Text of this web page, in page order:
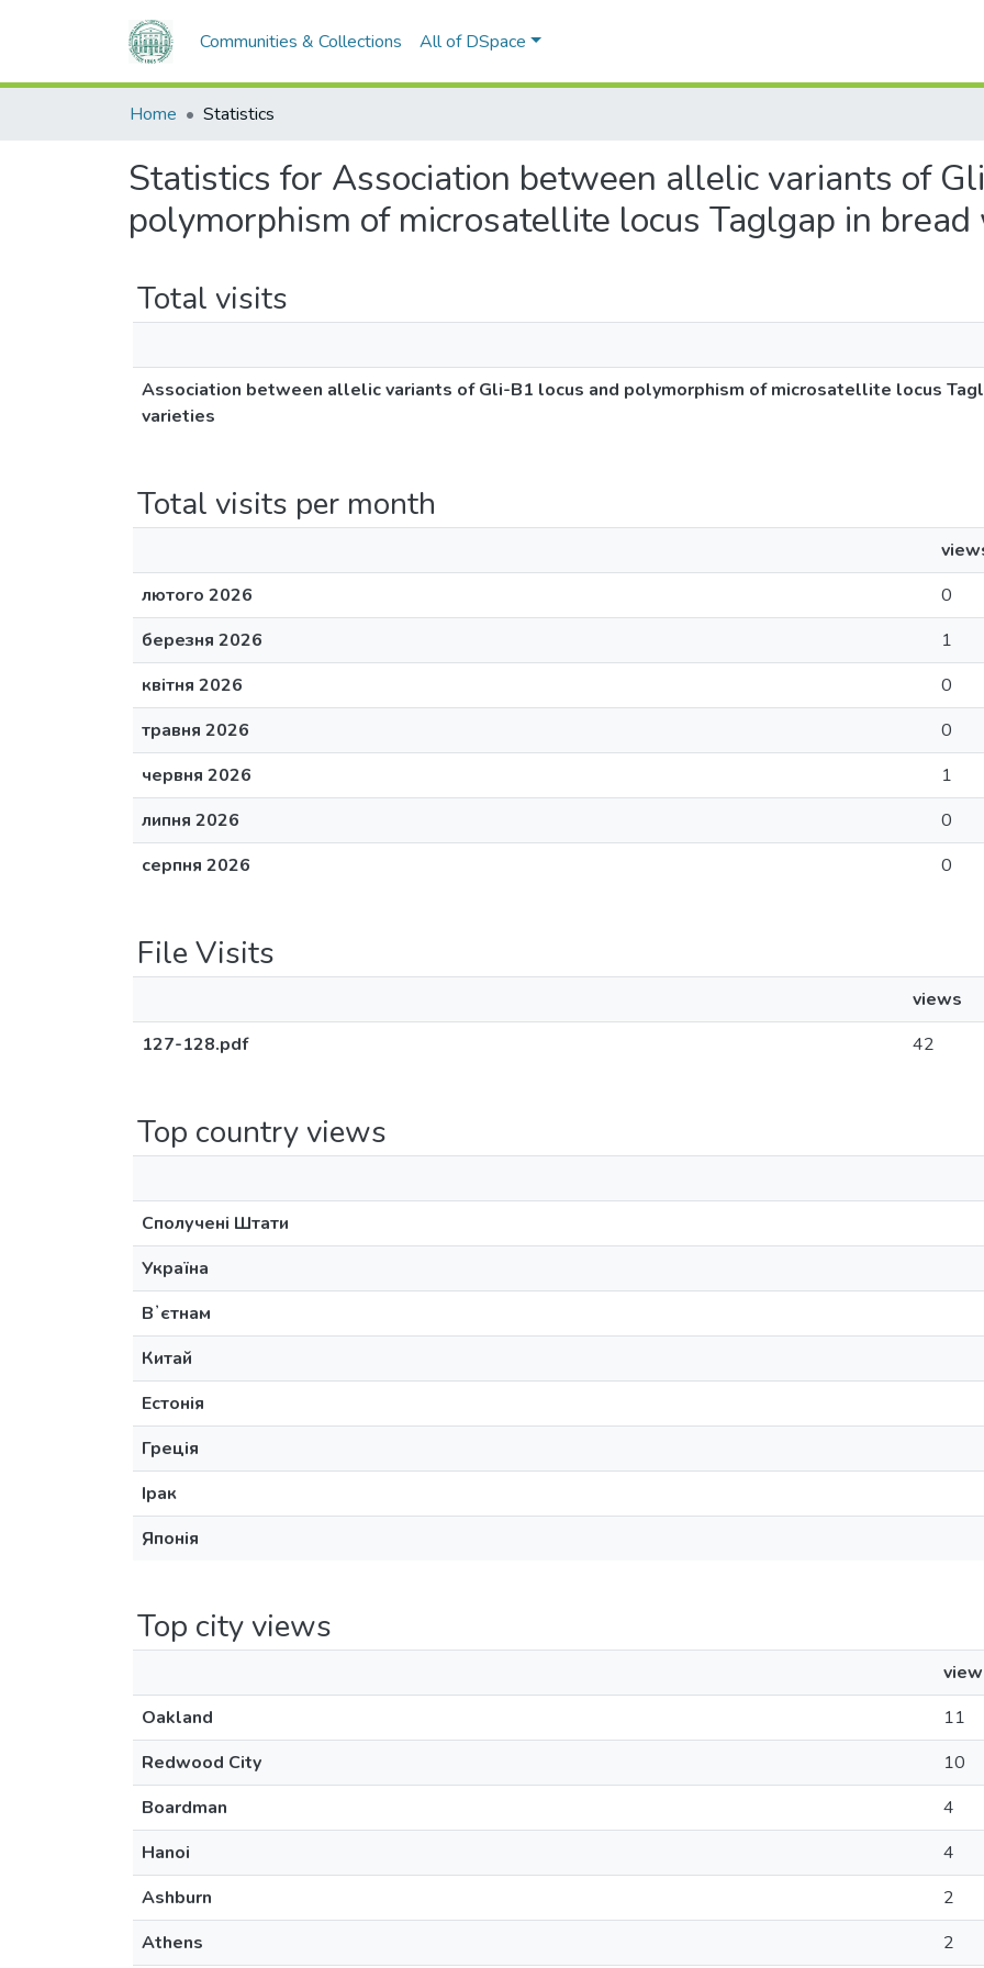
Communities & Collections All of DSpace
Home Statistics
Statistics for Association between allelic variants of
polymorphism of microsatellite locus Taglgap in
Total visits
Association between allelic variants of Gli-B1 locus and polymorphism of microsatellite locus
varieties
Total visits per month
лютого 2026
0
березня 2026
1
квітня 2026
0
травня 2026
0
червня 2026
1
липня 2026
0
серпня 2026
0
File Visits
views
127-128.pdf
42
Top country views
Сполучені Штати
Україна
Вʼєтнам
Китай
Естонія
Греція
Ірак
Японія
Top city views
Oakland
11
Redwood City
10
Boardman
4
Hanoi
4
Ashburn
2
Athens
2